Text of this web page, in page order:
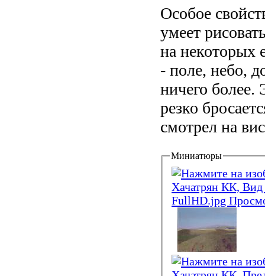
Особое
умеет
на некоторых
- поле, небо,
ничего более.
резко
смотрел на
Миниатюры